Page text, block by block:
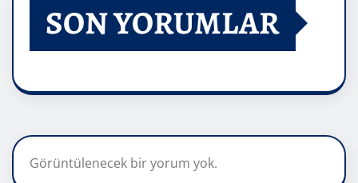
SON YORUMLAR
Görüntülenecek bir yorum yok.